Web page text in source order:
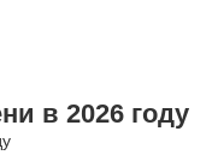
в 2026 году